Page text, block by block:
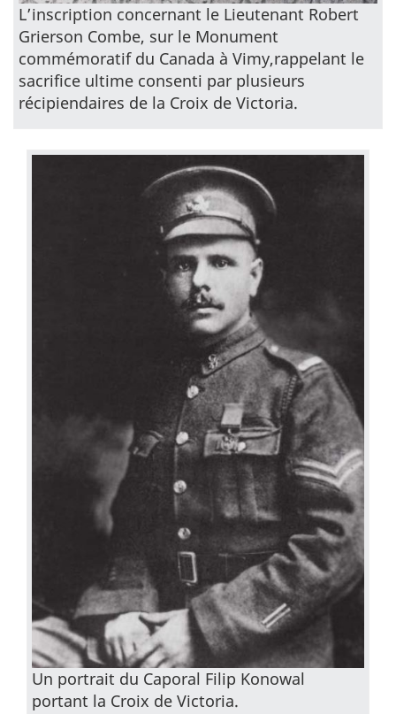
L’inscription concernant le Lieutenant Robert
Grierson Combe, sur le Monument
commémoratif du Canada à Vimy,rappelant le
sacrifice ultime consenti par plusieurs
récipiendaires de la Croix de Victoria.
Un portrait du Caporal Filip Konowal
portant la Croix de Victoria.